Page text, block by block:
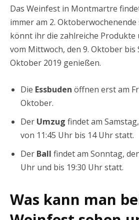
Das Weinfest in Montmartre
immer am 2. Oktoberwochenende
könnt ihr die zahlreiche Produkte
vom Mittwoch, den 9. Oktober bis
Oktober 2019 genießen.
Die Essbuden öffnen erst am
Oktober.
Der Umzug findet am
von 11:45 Uhr bis 14 Uhr statt.
Der Ball findet am Sonntag,
Uhr und bis 19:30 Uhr statt.
Was kann man